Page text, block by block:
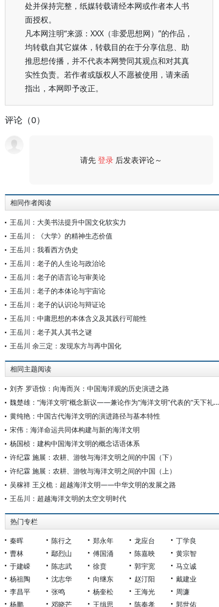
处并保持完整，纸媒转载请经本网或作者本人书
面授权。
凡本网注明“来源：XXX（非爱思想网）”的作品，
均转载自其它媒体，转载目的在于分享信息、助
推思想传播，并不代表本网赞同其观点和对其真
实性负责。若作者或版权人不愿被使用，请来函
指出，本网即予改正。
评论（0）
请先登录 后发表评论～
相同作者阅读
王岳川：大美书法提升中国文化软实力
王岳川：《大学》的精神生态价值
王岳川：我看西方伪史
王岳川：老子的人生论与政治论
王岳川：老子的语言论与审美论
王岳川：老子的本体论与宇宙论
王岳川：老子的认识论与辩证论
王岳川：中庸思想的本体含义及其践行可能性
王岳川：老子其人其书之谜
王岳川 余三定：发现东方与再中国化
相同主题阅读
刘齐 罗语惊：向海而兴：中国海洋观的历史演进之路
魏楚雄：“海洋文明”概念新议——兼论作为“海洋文明”代表的“天下礼仪体制”
黄纯艳：中国古代海洋文明的演进路径与基本特性
宋伟：海洋命运共同体构建与新的海洋文明
杨国桢：建构中国海洋文明的概念话语体系
许纪霖 施展：农耕、游牧与海洋文明之间的中国（下）
许纪霖 施展：农耕、游牧与海洋文明之间的中国（上）
吴稼祥 王义桅：超越海洋文明——中华文明的发展之路
王岳川：超越海洋文明的太空文明时代
热门专栏
秦晖 陈行之 郑永年 龙应台
丁学良
曹林
鄢烈山 傅国涌 陈嘉映
黄宗智
于建嵘
陈志武 徐贲 郭宇宽
马立诚
杨祖陶
沈志华 向继东 赵汀阳
戴建业
李昌平
张鸣 杨奎松 王海光
周濂
杨鹏
邓晓芒 王缉思 陈奉孝 郭世佑